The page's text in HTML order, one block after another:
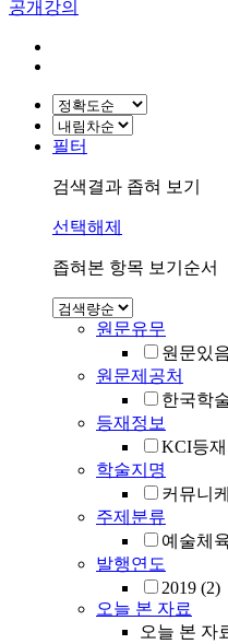
공개강의
필터
검색결과 좁혀 보기
선택해제
좁혀본 항목 보기순서
원문유무
원문있
원문제공처
한국학
등재정보
KCI등재
학술지명
커뮤니
주제분류
예술체
발행연도
2019 (2)
오늘 본 자료
오늘 본 자